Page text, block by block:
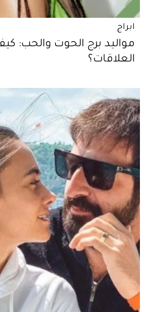
ابراج
مواليد برج الحوت والحب:
العلاقات؟